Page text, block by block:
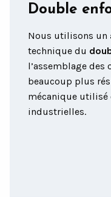
Double
Nous utilisons un
technique du
l’assemblage des
beaucoup plus
mécanique utilisé
industrielles.